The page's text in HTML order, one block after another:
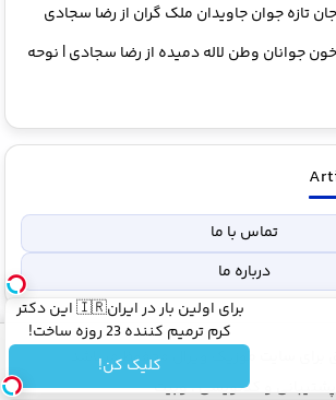
تازه جوان جاویدان ملک گران از رضا سجادی
جوانان وطن لاله دمیده از رضا سجادی | نوحه
تماس با ما
درباره ما
برای سایت موزیک ویرال محفوظ میباشد.
پشتیبانی و کدنویسی : وبیت
برای اولین بار در ایران🇮🇷 این دکتر
کرم ترمیم کننده 23 روزه ساخت!
کلیک کن!